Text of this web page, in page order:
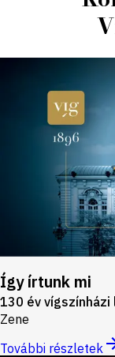
Így írtunk mi
130 év vígszínházi
Zene
További részletek